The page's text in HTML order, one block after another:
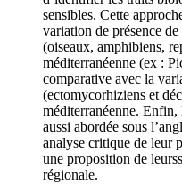
sensibles. Cette
variation de présence de
(oiseaux, amphibiens,
méditerranéenne (ex :
comparative avec la
(ectomycorhiziens et
méditerranéenne. Enfin,
aussi abordée sous
analyse critique de leur
une proposition de
régionale.